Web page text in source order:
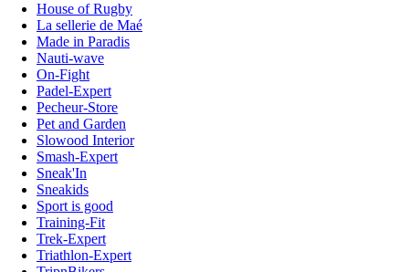
House of Rugby
La sellerie de Maé
Made in Paradis
Nauti-wave
On-Fight
Padel-Expert
Pecheur-Store
Pet and Garden
Slowood Interior
Smash-Expert
Sneak'In
Sneakids
Sport is good
Training-Fit
Trek-Expert
Triathlon-Expert